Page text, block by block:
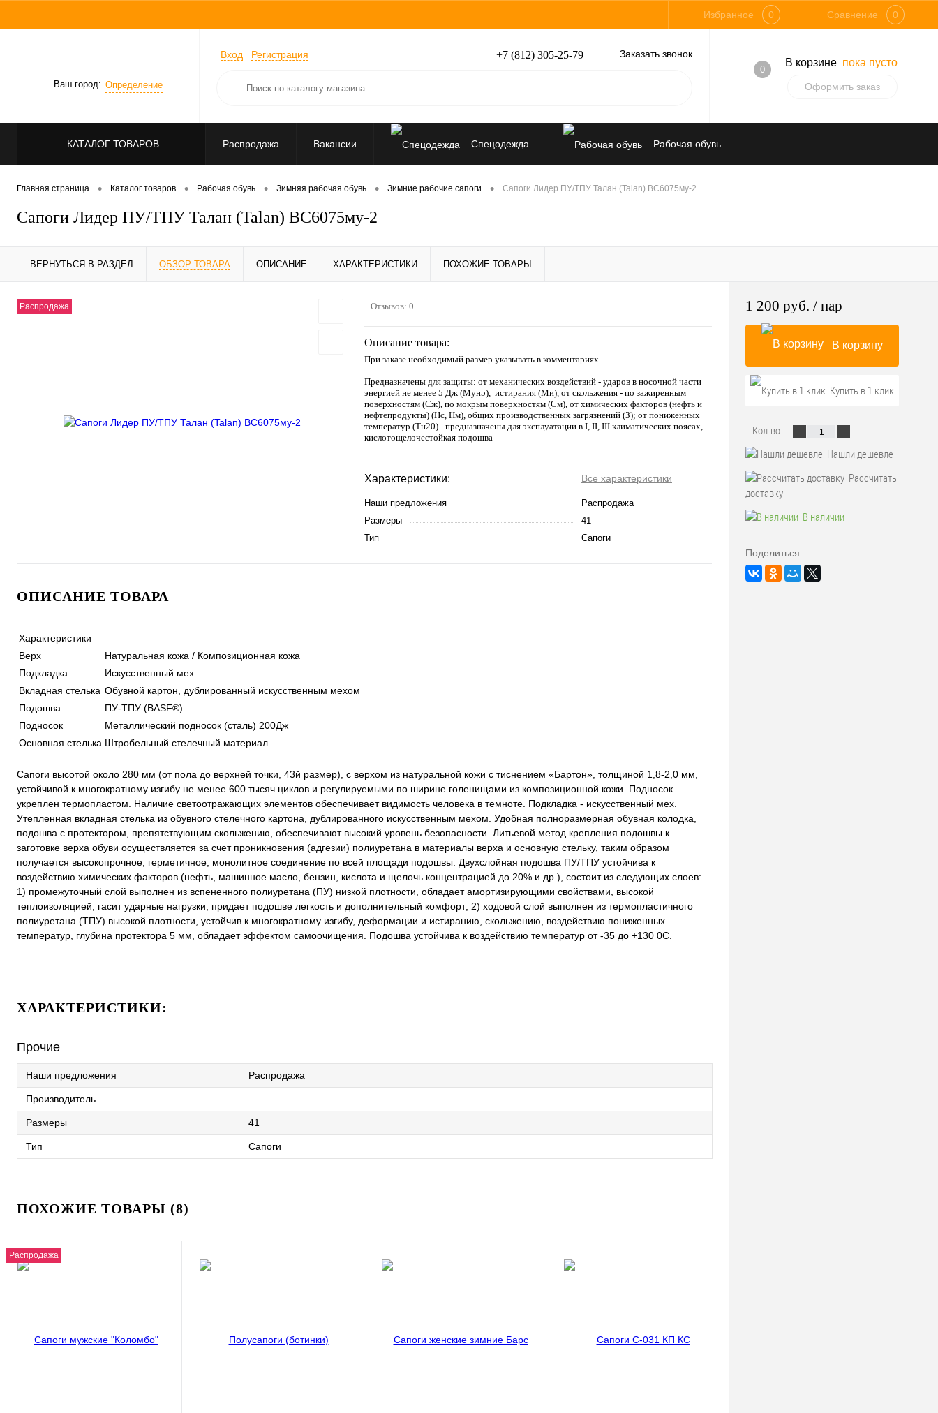
Избранное 0 Сравнение 0
Ваш город: Определение
Вход Регистрация +7 (812) 305-25-79 Заказать звонок
0
В корзине пока пусто
Оформить заказ
КАТАЛОГ ТОВАРОВ Распродажа Вакансии Спецодежда Рабочая обувь
Перчатки, рукавицы Средства индивидуальной защиты
Главная страница • Каталог товаров • Рабочая обувь • Зимняя рабочая обувь • Зимние рабочие сапоги • Сапоги Лидер ПУ/ТПУ Талан (Talan) ВС6075му-2
Сапоги Лидер ПУ/ТПУ Талан (Talan) ВС6075му-2
ВЕРНУТЬСЯ В РАЗДЕЛ ОБЗОР ТОВАРА ОПИСАНИЕ ХАРАКТЕРИСТИКИ ПОХОЖИЕ ТОВАРЫ
Распродажа Отзывов: 0
Описание товара:
При заказе необходимый размер указывать в комментариях.
Предназначены для защиты: от механических воздействий - ударов в носочной части
энергией не менее 5 Дж (Мун5), истирания (Ми), от скольжения - по зажиренным
поверхностям (Сж), по мокрым поверхностям (См), от химических факторов (нефть и
нефтепродукты) (Нс, Нм), общих производственных загрязнений (З); от пониженных
температур (Тн20) - предназначены для эксплуатации в I, II, III климатических поясах,
кислотощелочестойкая подошва
Характеристики: Все характеристики
Наши предложения
Распродажа
Размеры
41
Тип
Сапоги
ОПИСАНИЕ ТОВАРА
Характеристики
Верх
Натуральная кожа / Композиционная кожа
Подкладка
Искусственный мех
Вкладная стелька Обувной картон, дублированный искусственным мехом
Подошва
ПУ-ТПУ (BASF®)
Подносок
Металлический подносок (сталь) 200Дж
Основная стелька Штробельный стелечный материал
Сапоги высотой около 280 мм (от пола до верхней точки, 43й размер), с верхом из натуральной кожи с тиснением «Бартон», толщиной 1,8-2,0 мм,
устойчивой к многократному изгибу не менее 600 тысяч циклов и регулируемыми по ширине голенищами из композиционной кожи. Подносок
укреплен термопластом. Наличие светоотражающих элементов обеспечивает видимость человека в темноте. Подкладка - искусственный мех.
Утепленная вкладная стелька из обувного стелечного картона, дублированного искусственным мехом. Удобная полноразмерная обувная колодка,
подошва с протектором, препятствующим скольжению, обеспечивают высокий уровень безопасности. Литьевой метод крепления подошвы к
заготовке верха обуви осуществляется за счет проникновения (адгезии) полиуретана в материалы верха и основную стельку, таким образом
получается высокопрочное, герметичное, монолитное соединение по всей площади подошвы. Двухслойная подошва ПУ/ТПУ устойчива к
воздействию химических факторов (нефть, машинное масло, бензин, кислота и щелочь концентрацией до 20% и др.), состоит из следующих слоев:
1) промежуточный слой выполнен из вспененного полиуретана (ПУ) низкой плотности, обладает амортизирующими свойствами, высокой
теплоизоляцией, гасит ударные нагрузки, придает подошве легкость и дополнительный комфорт; 2) ходовой слой выполнен из термопластичного
полиуретана (ТПУ) высокой плотности, устойчив к многократному изгибу, деформации и истиранию, скольжению, воздействию пониженных
температур, глубина протектора 5 мм, обладает эффектом самоочищения. Подошва устойчива к воздействию температур от -35 до +130 0C.
ХАРАКТЕРИСТИКИ:
Прочие
Наши предложения Распродажа
Производитель
Размеры 41
Тип Сапоги
ПОХОЖИЕ ТОВАРЫ (8)
Распродажа
1 200 руб. / пар
В корзину
Купить в 1 клик
Кол-во:
Нашли дешевле
Рассчитать
доставку
В наличии
Поделиться